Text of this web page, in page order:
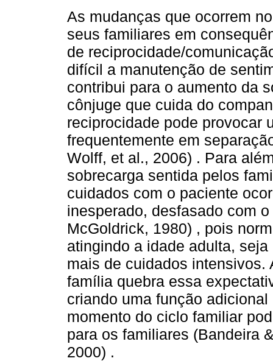
As mudanças que ocorrem
seus familiares em
de reciprocidade/
difícil a manutenção de
contribui para o aumento da
cônjuge que cuida do
reciprocidade pode provocar
frequentemente em
Wolff, et al., 2006) . Para
sobrecarga sentida pelos
cuidados com o paciente
inesperado, desfasado com
McGoldrick, 1980) , pois
atingindo a idade adulta,
mais de cuidados intensivos.
família quebra essa
criando uma função
momento do ciclo familiar
para os familiares (Bandeira
2000) .